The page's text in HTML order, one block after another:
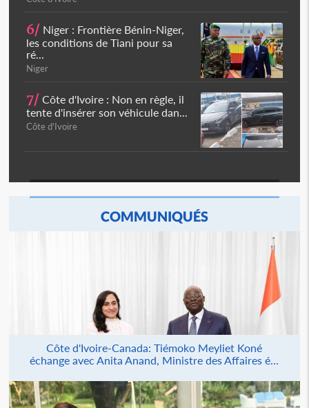
6/ Niger : Frontière Bénin-Niger,
les conditions de Tiani pour sa
ré...
Niger
7/ Côte d'Ivoire : Non en règle, il
tente d'insérer son véhicule dan...
Côte d'Ivoire
COMMUNIQUÉS
Côte d'Ivoire-Canada: Tiémoko Meyliet Koné
échange avec Anita Anand, Ministre des Affaires é...